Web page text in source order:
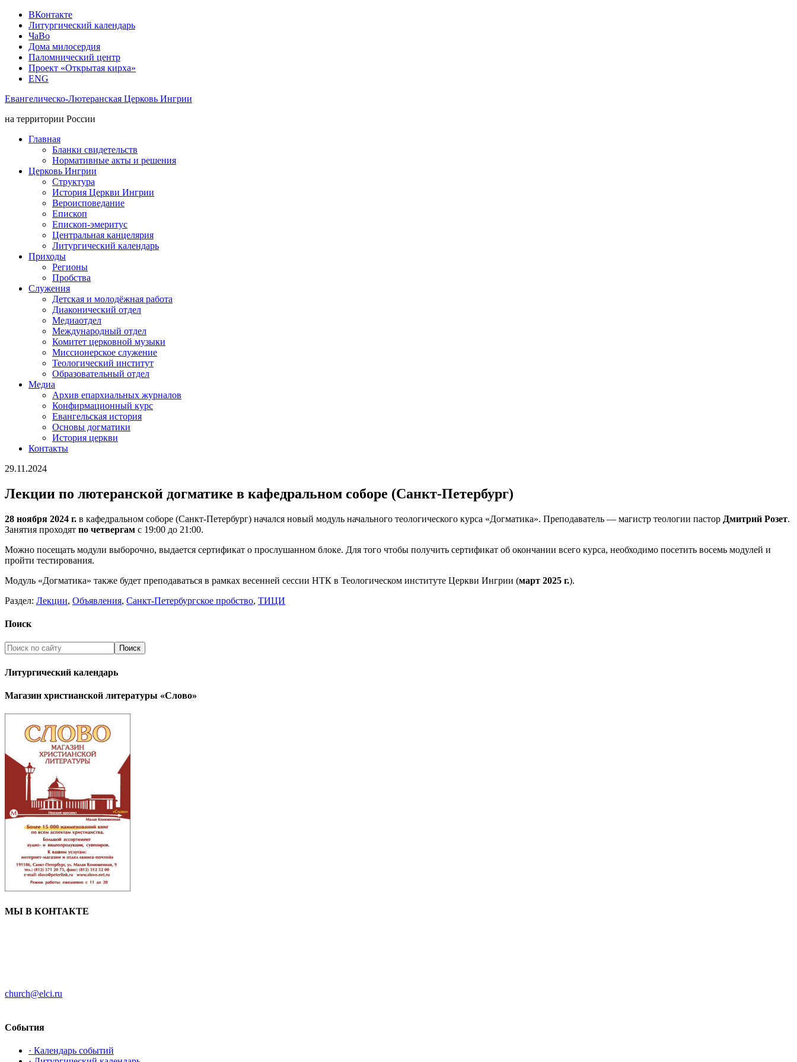
ВКонтакте
Литургический календарь
ЧаВо
Дома милосердия
Паломнический центр
Проект «Открытая кирха»
ENG
Евангелическо-Лютеранская Церковь Ингрии
на территории России
Главная
Бланки свидетельств
Нормативные акты и решения
Церковь Ингрии
Структура
История Церкви Ингрии
Вероисповедание
Епископ
Епископ-эмеритус
Центральная канцелярия
Литургический календарь
Приходы
Регионы
Пробства
Служения
Детская и молодёжная работа
Диаконический отдел
Медиаотдел
Международный отдел
Комитет церковной музыки
Миссионерское служение
Теологический институт
Образовательный отдел
Медиа
Архив епархиальных журналов
Конфирмационный курс
Евангельская история
Основы догматики
История церкви
Контакты
29.11.2024
Лекции по лютеранской догматике в кафедральном соборе (Санкт-Петербург)
28 ноября 2024 г. в кафедральном соборе (Санкт-Петербург) начался новый модуль начального теологического курса «Догматика». Преподаватель — магистр теологии пастор Дмитрий Розет.
Занятия проходят по четвергам с 19:00 до 21:00.
Можно посещать модули выборочно, выдается сертификат о прослушанном блоке. Для того чтобы получить сертификат об окончании всего курса, необходимо посетить восемь модулей и
пройти тестирования.
Модуль «Догматика» также будет преподаваться в рамках весенней сессии НТК в Теологическом институте Церкви Ингрии (март 2025 г.).
Раздел: Лекции, Объявления, Санкт-Петербургское пробство, ТИЦИ
Поиск
Литургический календарь
Магазин христианской литературы «Слово»
МЫ В КОНТАКТЕ
church@elci.ru
События
· Календарь событий